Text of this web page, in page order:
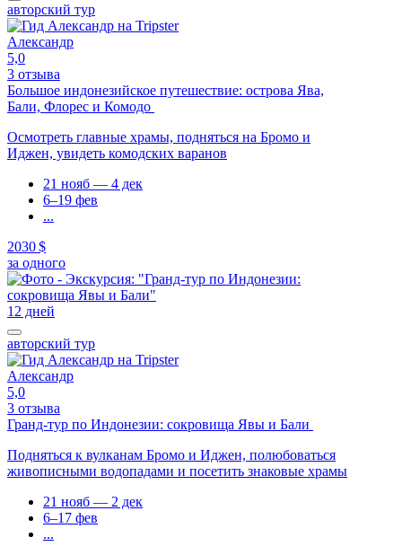
авторский тур
Александр
5,0
3 отзыва
Большое индонезийское путешествие: острова Ява,
Бали, Флорес и Комодо
Осмотреть главные храмы, подняться на Бромо и
Иджен, увидеть комодских варанов
21 нояб — 4 дек
6–19 фев
...
2030 $
за одного
12 дней
авторский тур
Александр
5,0
3 отзыва
Гранд-тур по Индонезии: сокровища Явы и Бали
Подняться к вулканам Бромо и Иджен, полюбоваться
живописными водопадами и посетить знаковые храмы
21 нояб — 2 дек
6–17 фев
...